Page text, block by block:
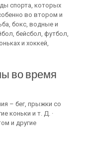
спорта, которых
во втором и
бокс, водные и
бейсбол, футбол,
и хоккей,
во время
– бег, прыжки со
коньки и т. Д. ·
и другие